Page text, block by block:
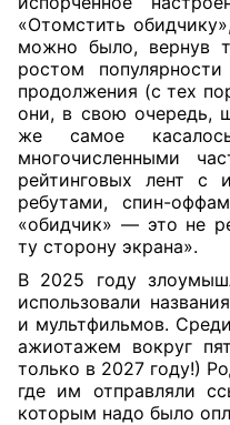
«Отомстить
можно было, вернув
ростом
продолжения (с тех
они, в свою очередь,
же самое
многочисленными
рейтинговых лент с
ребутами, спин-
«обидчик» — это не
ту сторону экрана».
В 2025 году
использовали
и мультфильмов.
ажиотажем вокруг
только в 2027 году!)
где им отправляли
которым надо было